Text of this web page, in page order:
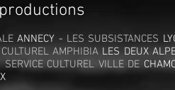
ANNECY - LES SUBSISTANCES
CULTUREL AMPHIBIA LES DEUX
SERVICE CULTUREL VILLE DE